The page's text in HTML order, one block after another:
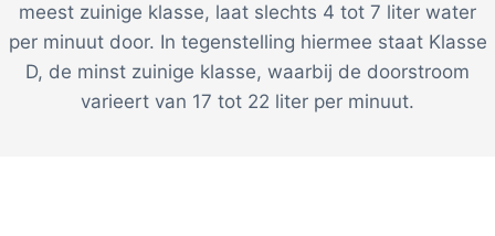
meest zuinige klasse, laat slechts 4 tot 7 liter water
per minuut door. In tegenstelling hiermee staat Klasse
D, de minst zuinige klasse, waarbij de doorstroom
varieert van 17 tot 22 liter per minuut.